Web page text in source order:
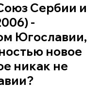
Сербии и
-
Югославии,
новое
никак не